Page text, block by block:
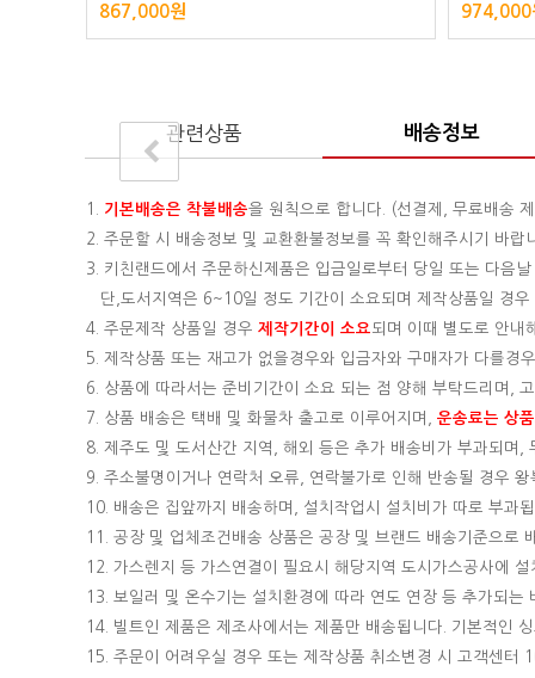
867,000원 974,000
관련상품 배송정보
1. 기본배송은 착불배송을 원칙으로 합니다. (선결제, 무료배송
2. 주문할 시 배송정보 및 교환환불정보를 꼭 확인해주시기 바랍
3. 키친랜드에서 주문하신제품은 입금일로부터 당일 또는 다음날
단,도서지역은 6~10일 정도 기간이 소요되며 제작상품일 경
4. 주문제작 상품일 경우 제작기간이 소요 되며 이때 별도로 안내
5. 제작상품 또는 재고가 없을경우와 입금자와 구매자가 다를경
6. 상품에 따라서는 준비기간이 소요 되는 점 양해 부탁드리며,
7. 상품 배송은 택배 및 화물차 출고로 이루어지며, 운송료는 상
8. 제주도 및 도서산간 지역, 해외 등은 추가 배송비가 부과되며,
9. 주소불명이거나 연락처 오류, 연락불가로 인해 반송될 경우 왕
10. 배송은 집앞까지 배송하며, 설치작업시 설치비가 따로 부과
11. 공장 및 업체조건배송 상품은 공장 및 브랜드 배송기준으로
12. 가스렌지 등 가스연결이 필요시 해당지역 도시가스공사에 설
13. 보일러 및 온수기는 설치환경에 따라 연도 연장 등 추가되는
14. 빌트인 제품은 제조사에서는 제품만 배송됩니다. 기본적인
15. 주문이 어려우실 경우 또는 제작상품 취소변경 시 고객센터